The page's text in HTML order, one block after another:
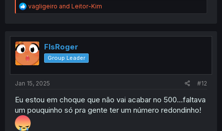
R
e
t
o
n
vagligeiro and Leitor-Kim
FlsRoger
Group Leader
Jan 15, 2025 #12
Eu estou em choque que não vai acabar no 500...faltava
um pouquinho só pra gente ter um número redondinho!